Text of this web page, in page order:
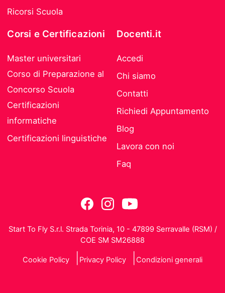
Ricorsi Scuola
Corsi e Certificazioni
Master universitari
Corso di Preparazione al
Concorso Scuola
Certificazioni
informatiche
Certificazioni linguistiche
Docenti.it
Accedi
Chi siamo
Contatti
Richiedi Appuntamento
Blog
Lavora con noi
Faq
Start To Fly S.r.l. Strada Torinia, 10 - 47899 Serravalle (RSM) /
COE SM SM26888
Cookie Policy Privacy Policy Condizioni generali